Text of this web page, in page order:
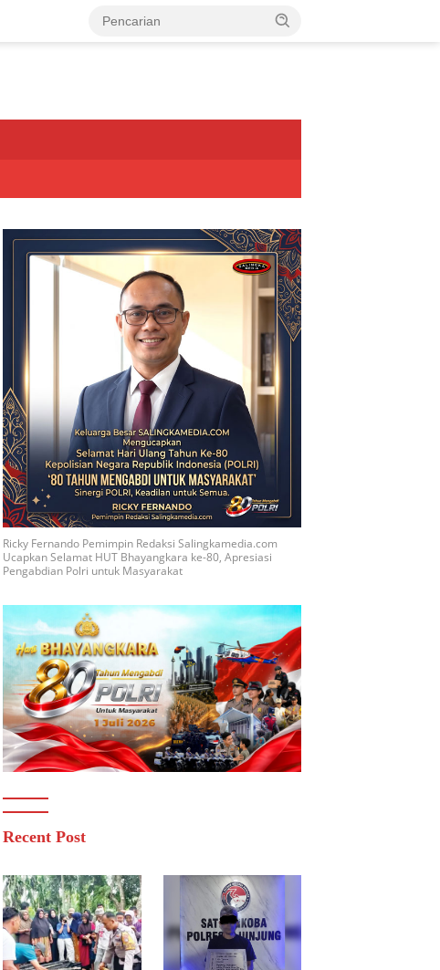
Ricky Fernando Pemimpin Redaksi Salingkamedia.com
Ucapkan Selamat HUT Bhayangkara ke-80, Apresiasi
Pengabdian Polri untuk Masyarakat
Recent Post